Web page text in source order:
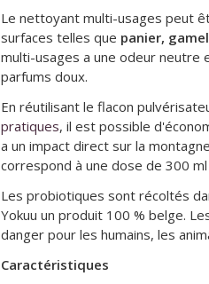
Le nettoyant multi-usages peut
surfaces telles que panier,
multi-usages a une odeur neutre
parfums doux.
En réutilisant le flacon
pratiques, il est possible
a un impact direct sur la
correspond à une dose de 300
Les probiotiques sont récoltés
Yokuu un produit 100 % belge.
danger pour les humains, les
Caractéristiques